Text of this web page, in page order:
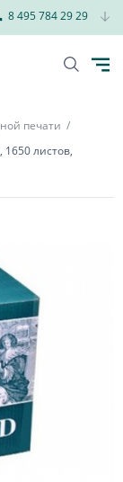
8 495 784 29 29
печати
листов,